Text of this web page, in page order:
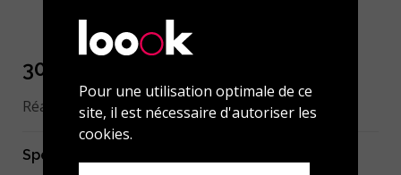
301-001-104 Charcoal
Réalisation sur mesure possible.
Spécifications
Pour une utilisation optimale de ce
site, il est nécessaire d'autoriser les
cookies.